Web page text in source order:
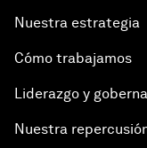
Nuestra estrategia
Cómo trabajamos
Liderazgo y
Nuestra